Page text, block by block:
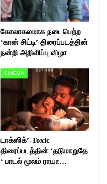
கோலாகலமாக நடைபெற்ற
‘கான் சிட்டி’ திரைப்படத்தின்
நன்றி அறிவிப்பு விழா
CINEMA
டாக்ஸிக்’-Toxic
திரைப்படத்தின் ‘தடுமாறுதே
‘ பாடல் மூலம் ராயா…